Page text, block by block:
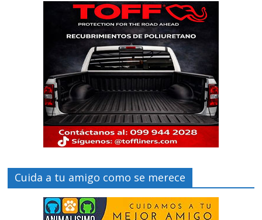
Cuida a tu amigo como se merece